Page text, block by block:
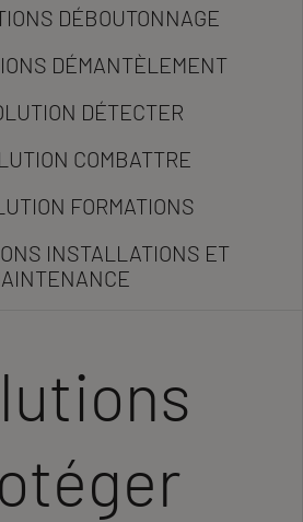
DÉBOUTONNAGE
DÉMANTÈLEMENT
DÉTECTER
COMBATTRE
FORMATIONS
INSTALLATIONS ET